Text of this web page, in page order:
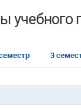
учебного
3